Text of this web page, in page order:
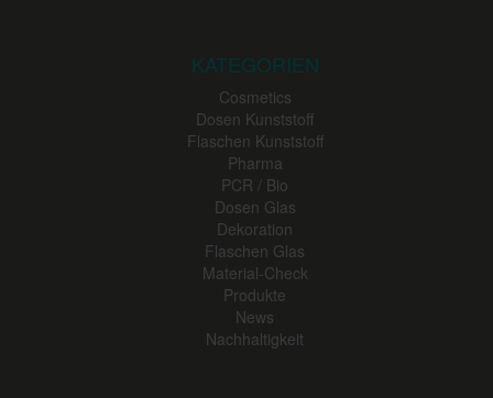
KATEGORIEN
Cosmetics
Dosen Kunststoff
Flaschen Kunststoff
Pharma
PCR / Bio
Dosen Glas
Dekoration
Flaschen Glas
Material-Check
Produkte
News
Nachhaltigkeit